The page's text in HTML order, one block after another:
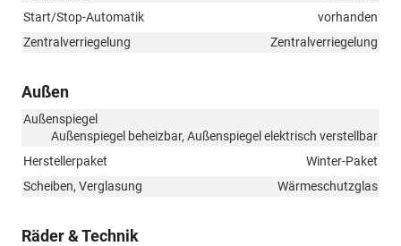
Start/Stop-Automatik
vorhanden
Zentralverriegelung
Zentralverriegelung
Außen
Außenspiegel
Außenspiegel beheizbar, Außenspiegel elektrisch verstellbar
Herstellerpaket
Winter-Paket
Scheiben, Verglasung
Wärmeschutzglas
Räder & Technik